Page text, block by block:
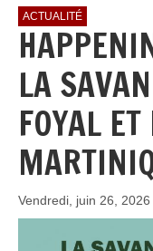
ACTUALITÉ
LA
FOYAL
Vendredi, juin 26,